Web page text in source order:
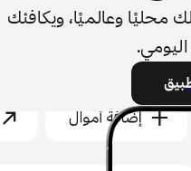
وعالميًا، ويكافئك